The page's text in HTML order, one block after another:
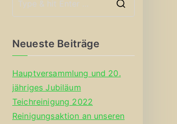
Neueste Beiträge
Hauptversammlung und 20.
jähriges Jubiläum
Teichreinigung 2022
Reinigungsaktion an unseren